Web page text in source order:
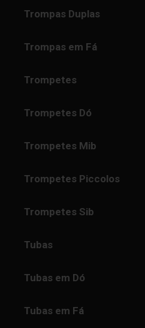
Trompas Duplas
Trompas em Fá
Trompetes
Trompetes Dó
Trompetes Mib
Trompetes Piccolos
Trompetes Sib
Tubas
Tubas em Dó
Tubas em Fá